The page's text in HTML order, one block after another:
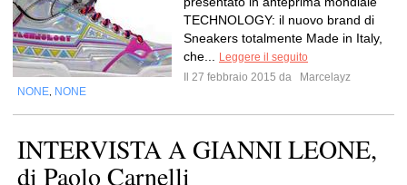
TECHNOLOGY: il nuovo brand di
Sneakers totalmente Made in Italy,
che...
Leggere il seguito
Il 27 febbraio 2015 da
Marcelayz
NONE NONE
INTERVISTA A GIANNI LEONE,
di Paolo Carnelli